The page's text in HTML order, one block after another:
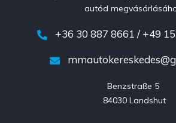
autód
+36 30 887 8661 / +49
Benzstraße 5
84030 Landshut